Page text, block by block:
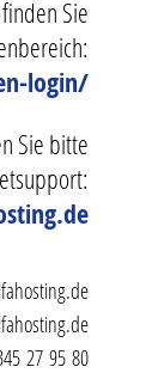
Sie
login/
Sie bitte
27 95 80